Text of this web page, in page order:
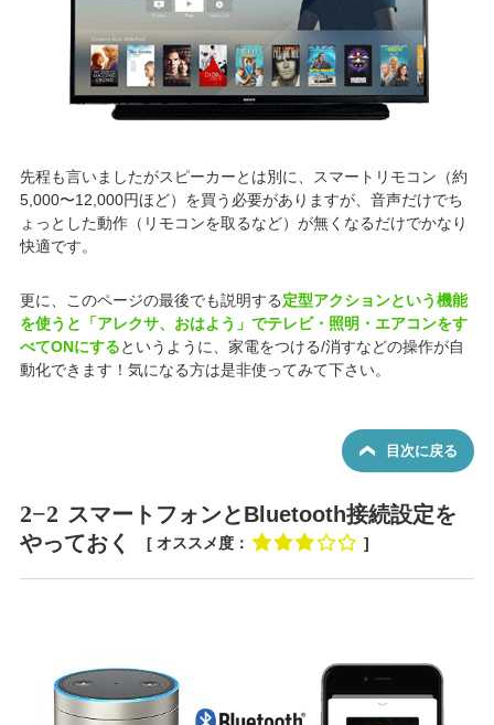
先程も言いましたがスピーカーとは別に、スマートリモコン（約
5,000〜12,000円ほど）を買う必要がありますが、音声だけでち
ょっとした動作（リモコンを取るなど）が無くなるだけでかなり
快適です。
更に、このページの最後でも説明する定型アクションという機能
を使うと「アレクサ、おはよう」でテレビ・照明・エアコンをす
べてONにするというように、家電をつける/消すなどの操作が自
動化できます！気になる方は是非使ってみて下さい。
目次に戻る
2−2 スマートフォンとBluetooth接続設定を
やっておく
[ オススメ度： ]